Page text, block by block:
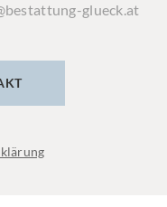
glueck.at